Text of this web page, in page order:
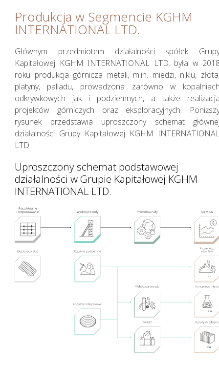
Sprawozdania
Finansowe
Skonsolidowane
Produkcja w Segmencie KGHM
INTERNATIONAL LTD.
Głównym przedmiotem działalności spółek
Kapitałowej KGHM INTERNATIONAL LTD. była w
roku produkcja górnicza metali, m.in. miedzi, niklu,
platyny, palladu, prowadzona zarówno w
odkrywkowych jak i podziemnych, a także
projektów górniczych oraz eksploracyjnych.
rysunek przedstawia uproszczony schemat
działalności Grupy Kapitałowej KGHM
LTD.
Uproszczony schemat podstawowej
działalności w Grupie Kapitałowej KGHM
INTERNATIONAL LTD.